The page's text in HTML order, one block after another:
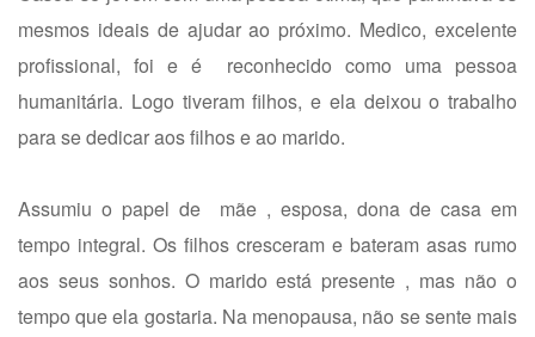
mesmos ideais de ajudar ao próximo. Medico, excelente
profissional, foi e é reconhecido como uma pessoa
humanitária. Logo tiveram filhos, e ela deixou o trabalho
para se dedicar aos filhos e ao marido.
Assumiu o papel de mãe , esposa, dona de casa em
tempo integral. Os filhos cresceram e bateram asas rumo
aos seus sonhos. O marido está presente , mas não o
tempo que ela gostaria. Na menopausa, não se sente mais